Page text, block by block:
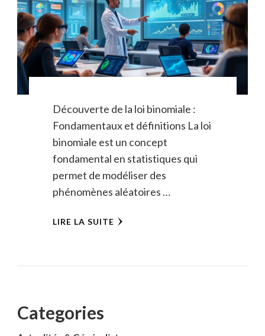
Découverte de la loi binomiale :
Fondamentaux et définitions La loi
binomiale est un concept
fondamental en statistiques qui
permet de modéliser des
phénomènes aléatoires …
LIRE LA SUITE
Categories